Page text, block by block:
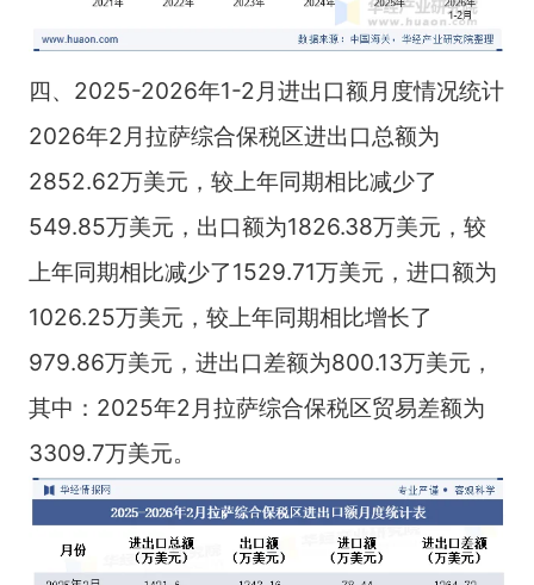
四、2025-2026年1-2月进出口额月度情况统计
2026年2月拉萨综合保税区进出口总额为
2852.62万美元，较上年同期相比减少了
549.85万美元，出口额为1826.38万美元，较
上年同期相比减少了1529.71万美元，进口额为
1026.25万美元，较上年同期相比增长了
979.86万美元，进出口差额为800.13万美元，
其中：2025年2月拉萨综合保税区贸易差额为
3309.7万美元。